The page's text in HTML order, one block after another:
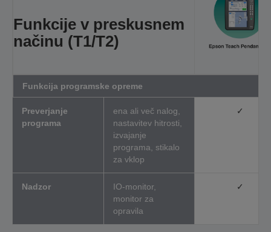
Funkcije v preskusnem
načinu (T1/T2)
Funkcija programske opreme
Preverjanje
programa
ena ali več nalog,
nastavitev hitrosti,
izvajanje
programa, stikalo
za vklop
✓
Nadzor
IO-monitor,
monitor za
opravila
✓